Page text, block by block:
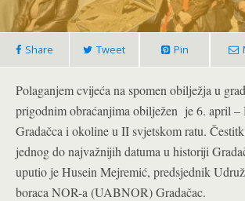
Share Tweet Pin
Polaganjem cvijeća na spomen obilježja u
prigodnim obraćanjima obilježen je 6. april –
Gradačca i okoline u II svjetskom ratu.
jednog do najvažnijih datuma u historiji
uputio je Husein Mejremić, predsjednik
boraca NOR-a (UABNOR) Gradačac.